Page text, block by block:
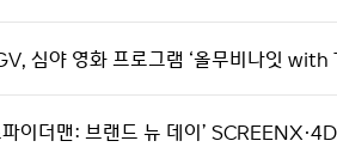
심야 영화 프로그램 ‘올무비나잇 with
파이더맨: 브랜드 뉴 데이’